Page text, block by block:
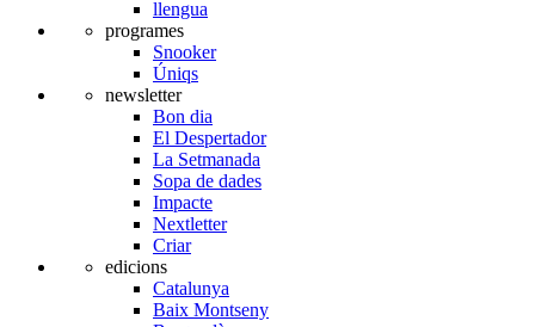
llengua
programes
Snooker
Úniqs
newsletter
Bon dia
El Despertador
La Setmanada
Sopa de dades
Impacte
Nextletter
Criar
edicions
Catalunya
Baix Montseny